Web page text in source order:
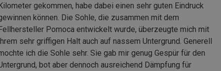
gekommen, habe dabei einen sehr guten Eindruck
können. Die Sohle, die zusammen mit dem
Pomoca entwickelt wurde, überzeugte mich mit
sehr griffigen Halt auch auf nassem Untergrund. Generell
ich die Sohle sehr. Sie gab mir genug Gespür für den
bot aber dennoch ausreichend Dämpfung für